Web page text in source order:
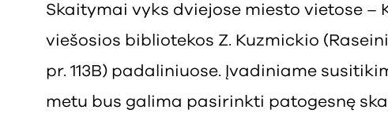
Skaitymai vyks dviejose miesto vietose –
viešosios bibliotekos Z. Kuzmickio
pr. 113B) padaliniuose. Įvadiniame
metu bus galima pasirinkti patogesnę